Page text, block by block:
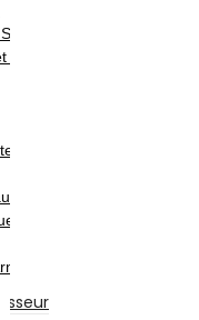
Capteurs
/ Point